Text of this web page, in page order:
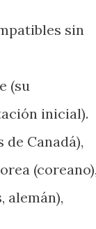
sin
(su
inicial).
Canadá),
alemán),